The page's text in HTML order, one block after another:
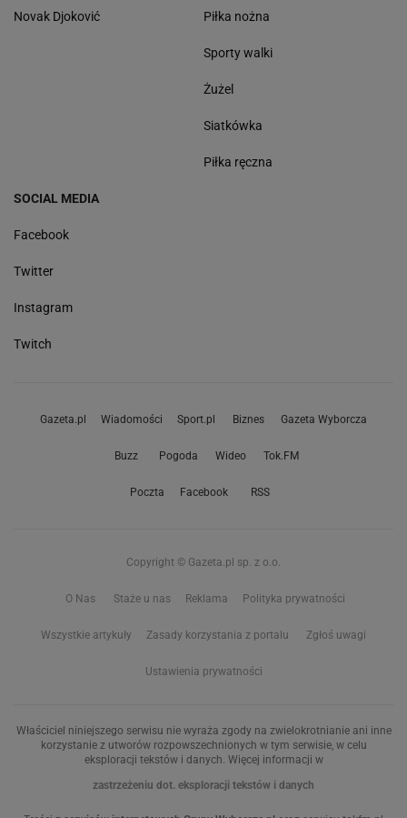
Novak Djoković Piłka nożna
Sporty walki
Żużel
Siatkówka
Piłka ręczna
SOCIAL MEDIA
Facebook
Twitter
Instagram
Twitch
Gazeta.pl Wiadomości Sport.pl Biznes Gazeta Wyborcza
Buzz Pogoda Wideo Tok.FM
Poczta Facebook RSS
Copyright © Gazeta.pl sp. z o.o.
O Nas Staże u nas Reklama Polityka prywatności
Wszystkie artykuły Zasady korzystania z portalu Zgłoś uwagi
Ustawienia prywatności
Właściciel niniejszego serwisu nie wyraża zgody na zwielokrotnianie ani inne
korzystanie z utworów rozpowszechnionych w tym serwisie, w celu
eksploracji tekstów i danych. Więcej informacji w
zastrzeżeniu dot. eksploracji tekstów i danych